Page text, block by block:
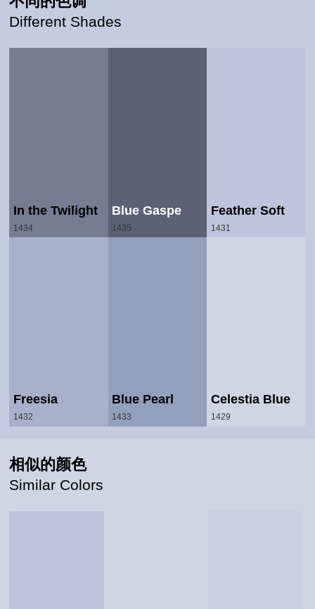
Different Shades
In the Twilight
1434
Blue Gaspe
1435
Feather Soft
1431
Freesia
1432
Blue Pearl
1433
Celestia Blue
1429
相似的颜色
Similar Colors